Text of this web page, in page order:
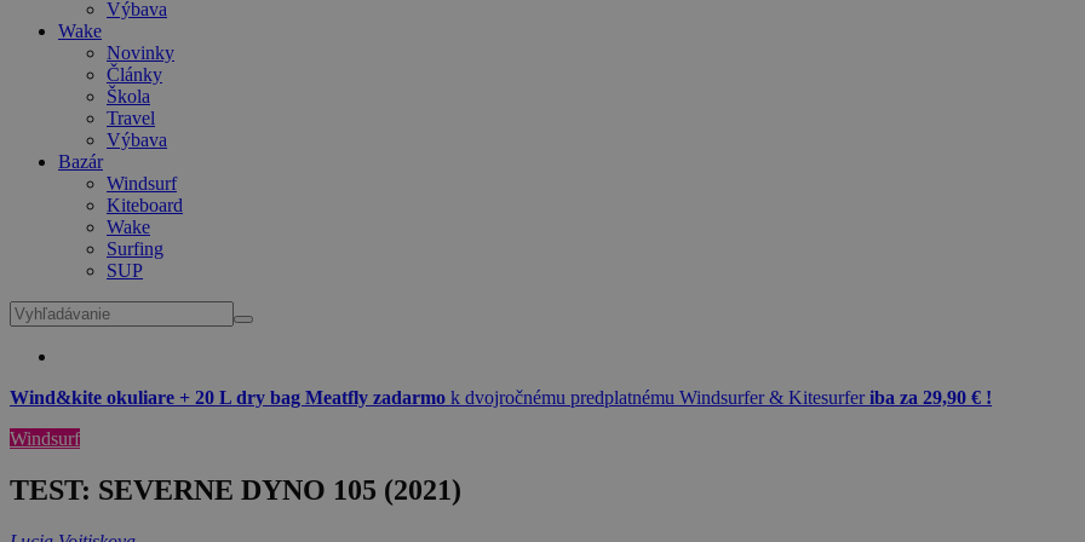
Výbava
Wake
Novinky
Články
Škola
Travel
Výbava
Bazár
Windsurf
Kiteboard
Wake
Surfing
SUP
Wind&kite okuliare + 20 L dry bag Meatfly zadarmo k dvojročnému predplatnému Windsurfer & Kitesurferiba za 29,90 € !
Windsurf
TEST: SEVERNE DYNO 105 (2021)